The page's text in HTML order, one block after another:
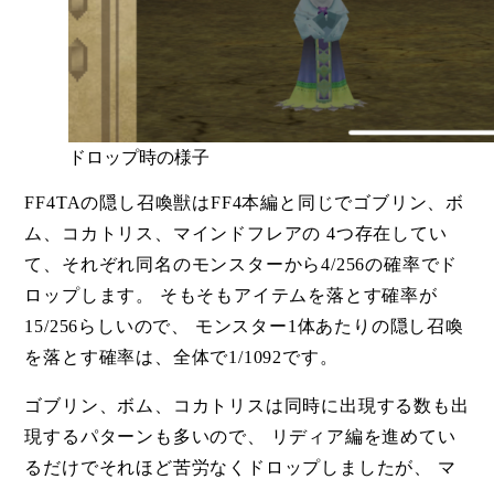
ドロップ時の様子
FF4TAの隠し召喚獣はFF4本編と同じでゴブリン、ボ
ム、コカトリス、マインドフレアの 4つ存在してい
て、それぞれ同名のモンスターから4/256の確率でド
ロップします。 そもそもアイテムを落とす確率が
15/256らしいので、 モンスター1体あたりの隠し召喚
を落とす確率は、全体で1/1092です。
ゴブリン、ボム、コカトリスは同時に出現する数も出
現するパターンも多いので、 リディア編を進めてい
るだけでそれほど苦労なくドロップしましたが、 マ